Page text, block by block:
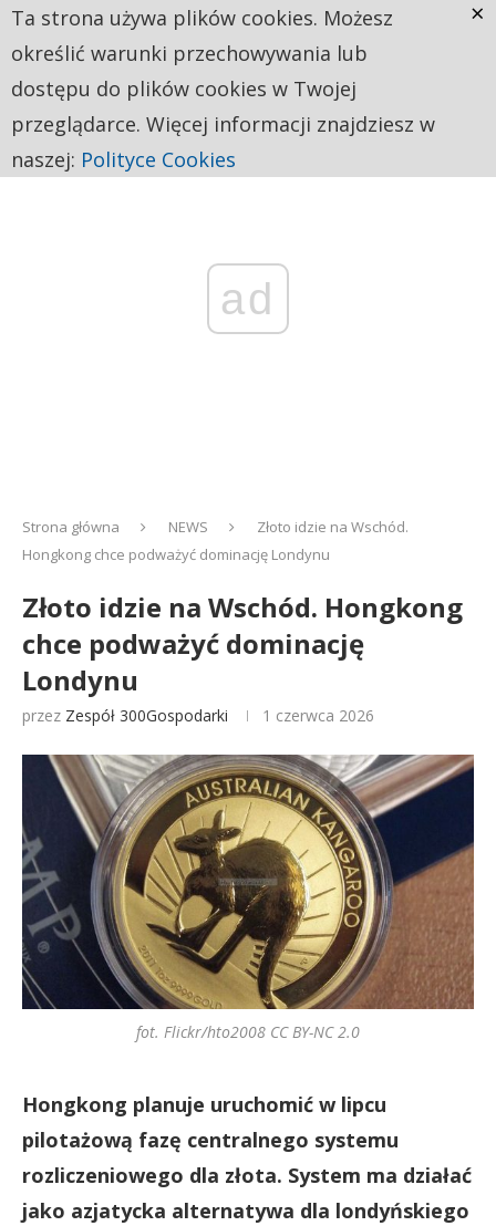
ad
Strona główna NEWS
Złoto idzie na Wschód.
Hongkong chce podważyć dominację Londynu
Złoto idzie na Wschód. Hongkong
chce podważyć dominację
Londynu
przez Zespół 300Gospodarki 1 czerwca 2026
fot. Flickr/hto2008 CC BY-NC 2.0
Hongkong planuje uruchomić w lipcu
pilotażową fazę centralnego systemu
rozliczeniowego dla złota. System ma działać
jako azjatycka alternatywa dla londyńskiego
Ta strona używa plików cookies. Możesz
określić warunki przechowywania lub
dostępu do plików cookies w Twojej
przeglądarce. Więcej informacji znajdziesz w
naszej: Polityce Cookies
×